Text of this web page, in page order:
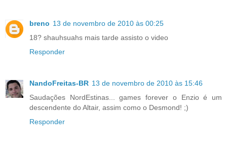
breno 13 de novembro de 2010 às 00:25
18? shauhsuahs mais tarde assisto o video
Responder
NandoFreitas-BR 13 de novembro de 2010 às 15:46
Saudações NordEstinas... games forever o Enzio é um
descendente do Altair, assim como o Desmond! ;)
Responder